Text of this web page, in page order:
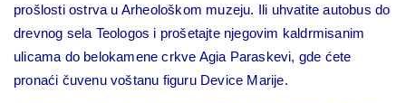
prošlosti ostrva u Arheološkom muzeju. Ili uhvatite autobus do
drevnog sela Teologos i prošetajte njegovim kaldrmisanim
ulicama do belokamene crkve Agia Paraskevi, gde ćete
pronaći čuvenu voštanu figuru Device Marije.